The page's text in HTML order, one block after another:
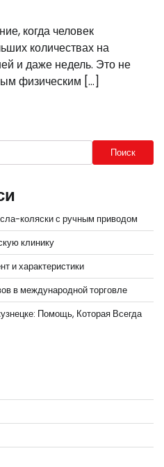
когда человек
количествах на
и даже недель. Это не
физическим […]
Поиск
коляски с ручным приводом
клинику
и характеристики
в международной торговле
Помощь, Которая Всегда